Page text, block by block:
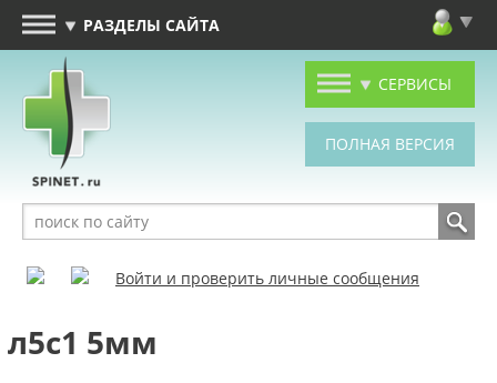
РАЗДЕЛЫ САЙТА
СЕРВИСЫ
Войти и проверить личные сообщения
л5с1 5мм